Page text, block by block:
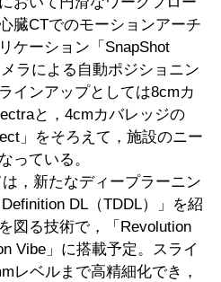
臓CTでのモーションアーチ
ケーション「SnapShot
ラによる自動ポジショニン
インアップとしては8cmカ
と，4cmカバレッジの
」をそろえて，施設のニー
っている。
，新たなディープラーニン
DL（TDDL）」を紹
図る技術で，「Revolution
Vibe」に搭載予定。スライ
レベルまで高精細化でき，